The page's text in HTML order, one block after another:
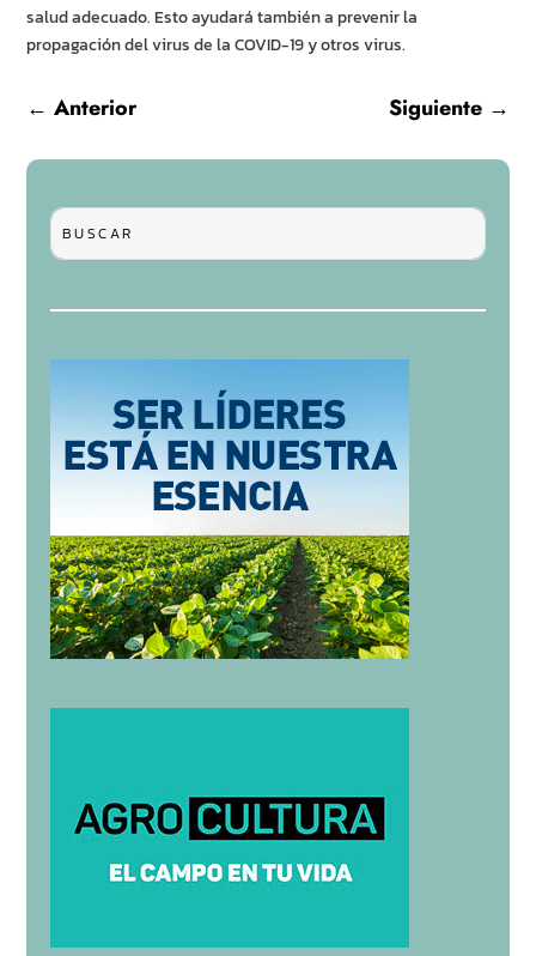
salud adecuado. Esto ayudará también a prevenir la
propagación del virus de la COVID-19 y otros virus.
←Anterior Siguiente→